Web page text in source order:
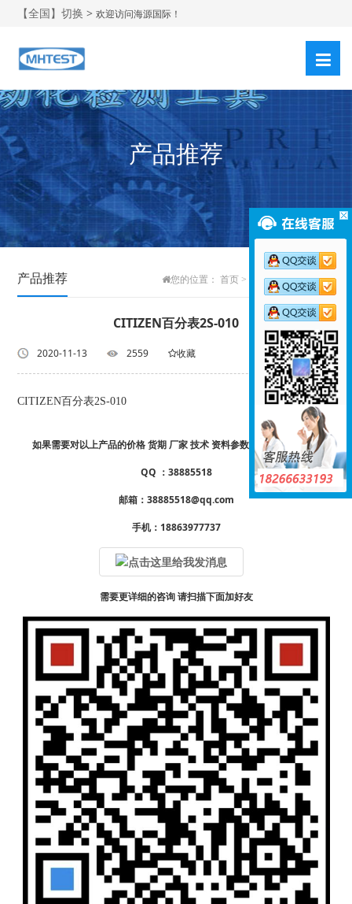
【全国】切换 >欢迎访问海源国际！
产品推荐
产品推荐 您的位置： 首页> 新闻中心>产品推荐
CITIZEN百分表2S-010
2020-11-13 2559 收藏 返回列表
CITIZEN百分表2S-010
如果需要对以上产品的价格 货期 厂家 技术 资料参数样册 详情请咨询
QQ ：38885518
邮箱：38885518@qq.com
手机：18863977737
需要更详细的咨询 请扫描下面加好友